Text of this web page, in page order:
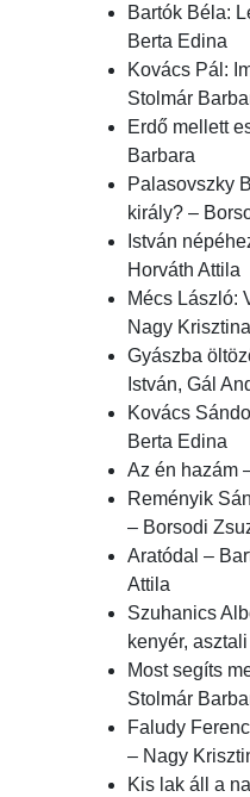
Bartók Béla:
Berta Edina
Kovács Pál:
Stolmár
Erdő mellett
Barbara
Palasovszky
király? –
István
Horváth Attila
Mécs László:
Nagy Krisztina
Gyászba
István, Gál
Kovács
Berta Edina
Az én hazám
Reményik
– Borsodi
Aratódal –
Attila
Szuhanics
kenyér,
Most segíts
Stolmár
Faludy
– Nagy
Kis lak áll a